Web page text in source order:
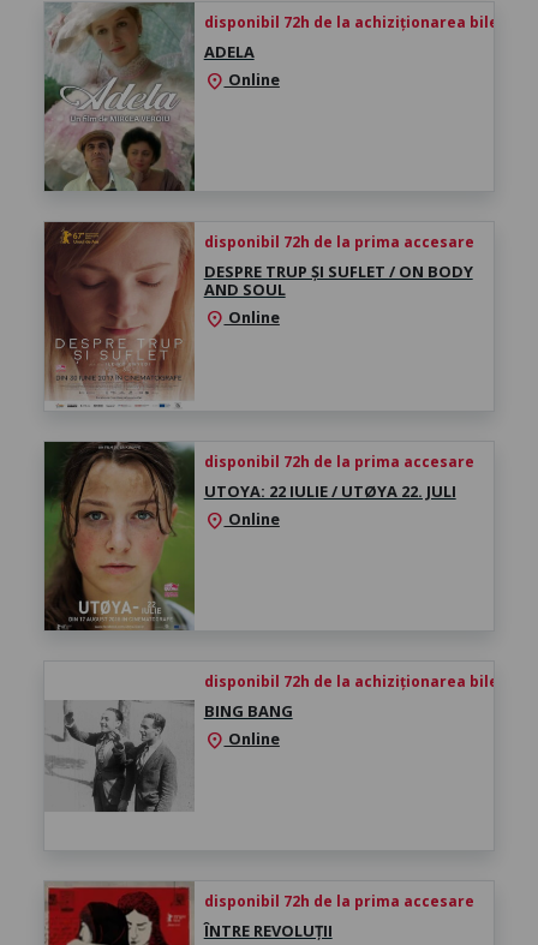
disponibil 72h de la achiziționarea biletului
ADELA
location_on Online
disponibil 72h de la prima accesare
DESPRE TRUP ȘI SUFLET / ON BODY
AND SOUL
location_on Online
disponibil 72h de la prima accesare
UTOYA: 22 IULIE / UTØYA 22. JULI
location_on Online
disponibil 72h de la achiziționarea biletului
BING BANG
location_on Online
disponibil 72h de la prima accesare
ÎNTRE REVOLUȚII